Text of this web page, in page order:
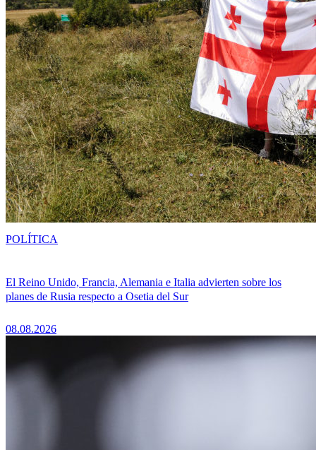
El Reino Unido, Francia, Alemania e Italia advierten sobre los
planes de Rusia respecto a Osetia del Sur
08.08.2026
POLÍTICA